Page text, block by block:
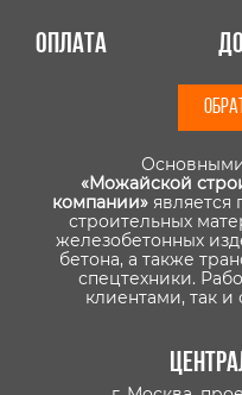
Оплата
«Можайской
компании»является
строительных
железобетонных
бетона, а также
спецтехники.
клиентами, так и